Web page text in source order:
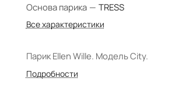
Основа парика — TRESS
Все характеристики
Парик Ellen Wille. Модель City.
Подробности